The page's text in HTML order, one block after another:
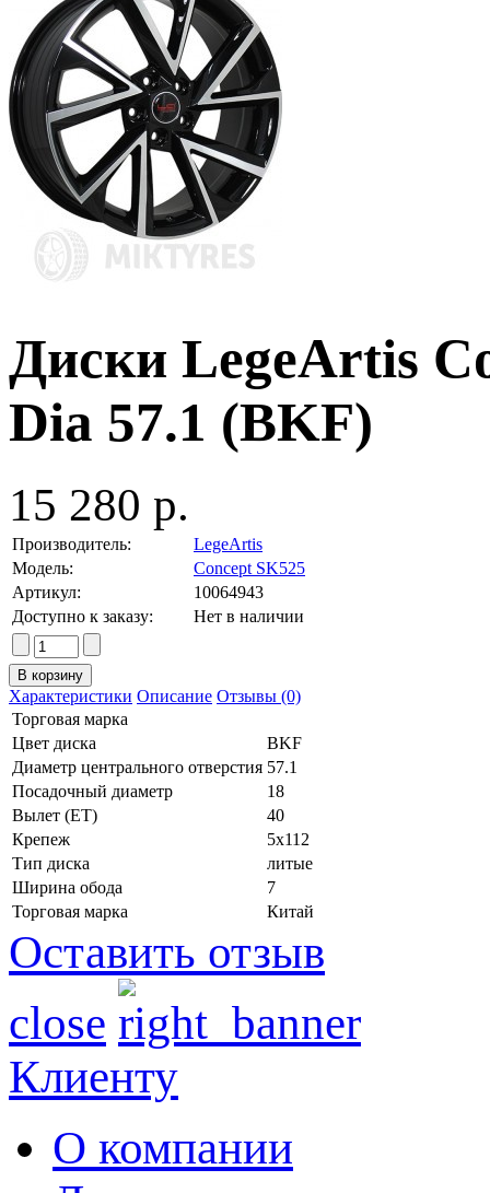
Диски LegeArtis
Dia 57.1 (BKF)
15 280 р.
Производитель:
LegeArtis
Модель:
Concept SK525
Артикул:
10064943
Доступно к заказу:
Нет в наличии
Характеристики Описание Отзывы (0)
Торговая марка
Цвет диска
BKF
Диаметр центрального отверстия 57.1
Посадочный диаметр
18
Вылет (ET)
40
Крепеж
5x112
Тип диска
литые
Ширина обода
7
Торговая марка
Китай
Оставить отзыв
close
Клиенту
О компании